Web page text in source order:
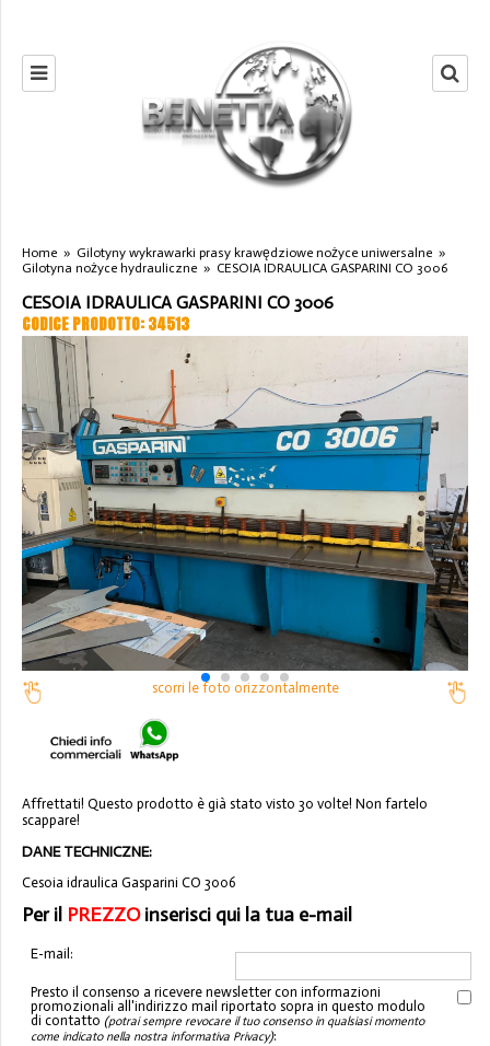
Home » Gilotyny wykrawarki prasy krawędziowe nożyce uniwersalne »
Gilotyna nożyce hydrauliczne » CESOIA IDRAULICA GASPARINI CO 3006
CESOIA IDRAULICA GASPARINI CO 3006
CODICE PRODOTTO: 34513
scorri le foto orizzontalmente
Affrettati! Questo prodotto è già stato visto 30 volte! Non fartelo
scappare!
DANE TECHNICZNE:
Cesoia idraulica Gasparini CO 3006
Per il PREZZOinserisci qui la tua e-mail
E-mail:
Presto il consenso a ricevere newsletter con informazioni
promozionali all'indirizzo mail riportato sopra in questo modulo
di contatto (potrai sempre revocare il tuo consenso in qualsiasi momento
come indicato nella nostra informativa Privacy):